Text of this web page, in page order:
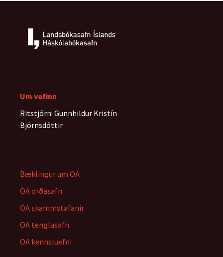
Um vefinn
Ritstjórn: Gunnhildur Kristín
Björnsdóttir
Bæklingur um OA
OA orðasafn
OA skammstafanir
OA tenglasafn
OA kennsluefni